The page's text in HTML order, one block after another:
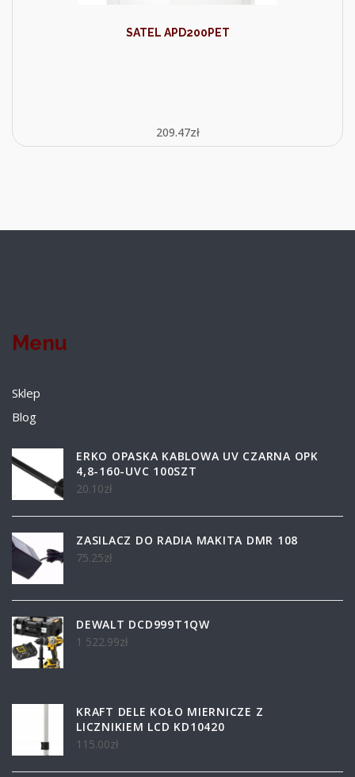
SATEL APD200PET
209.47zł
Menu
Sklep
Blog
ERKO OPASKA KABLOWA UV CZARNA OPK
4,8-160-UVC 100SZT
20.10zł
ZASILACZ DO RADIA MAKITA DMR 108
75.25zł
DEWALT DCD999T1QW
1 522.99zł
KRAFT DELE KOŁO MIERNICZE Z
LICZNIKIEM LCD KD10420
115.00zł